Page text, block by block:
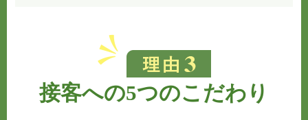
接客への5つのこだわり